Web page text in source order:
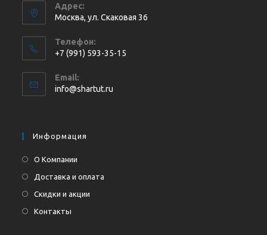
Адрес:
Москва, ул. Cкаковая 36
Телефон:
+7 (991) 593-35-15
в
вашем
Email:
info@shartut.ru
Информация
О Компании
Доставка и оплата
Скидки и акции
Контакты